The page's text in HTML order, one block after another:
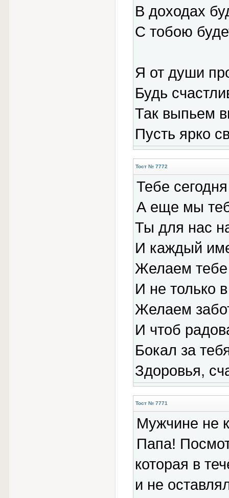
В доходах
С тобою
Я от души
Будь
Так выпьем
Пусть ярко
Тост № 7772
Тебе
А еще мы
Ты для нас
И каждый
Желаем тебе
И не только
Желаем
И чтоб
Бокал за
Здоровья,
Тост № 7771
Мужчине не
Папа!
которая в
и не